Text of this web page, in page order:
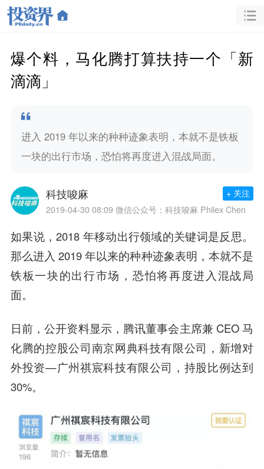
爆个料，马化腾打算扶持一个「新
滴滴」
进入 2019 年以来的种种迹象表明，本就不是铁板
一块的出行市场，恐怕将再度进入混战局面。
科技唆麻
2019-04-30 08:09 微信公众号：科技唆麻 Philex Chen
+ 关注
如果说，2018 年移动出行领域的关键词是反思。
那么进入 2019 年以来的种种迹象表明，本就不是
铁板一块的出行市场，恐怕将再度进入混战局
面。
日前，公开资料显示，腾讯董事会主席兼 CEO 马
化腾的控股公司南京网典科技有限公司，新增对
外投资—广州祺宸科技有限公司，持股比例达到
30%。